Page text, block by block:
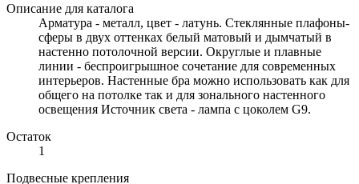
Описание для каталога
Арматура - металл, цвет - латунь. Стеклянные плафоны-
сферы в двух оттенках белый матовый и дымчатый в
настенно потолочной версии. Округлые и плавные
линии - беспроигрышное сочетание для современных
интерьеров. Настенные бра можно использовать как для
общего на потолке так и для зонального настенного
освещения Источник света - лампа с цоколем G9.
Остаток
1
Подвесные крепления